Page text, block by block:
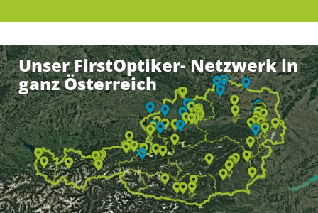
Unser FirstOptiker- Netzwerk in
ganz Österreich